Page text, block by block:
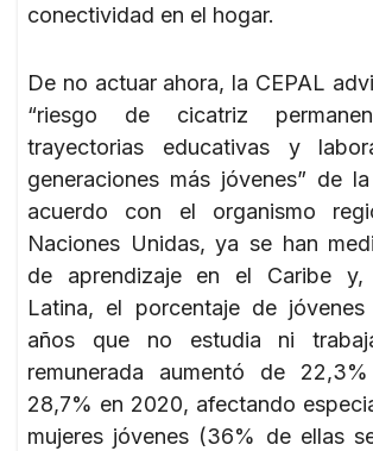
conectividad en el hogar.
De no actuar ahora, la CEPAL
“riesgo de cicatriz
trayectorias educativas y
generaciones más jóvenes” de
acuerdo con el organismo
Naciones Unidas, ya se han
de aprendizaje en el Caribe y,
Latina, el porcentaje de
años que no estudia ni
remunerada aumentó de
28,7% en 2020, afectando
mujeres jóvenes (36% de ellas